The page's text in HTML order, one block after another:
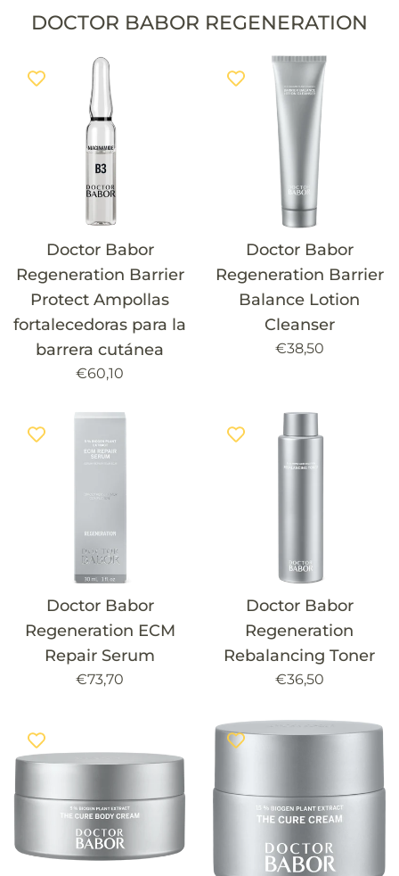
DOCTOR BABOR REGENERATION
Doctor Babor
Regeneration Barrier
Protect Ampollas
fortalecedoras para la
barrera cutánea
Precio
€60,10
Doctor Babor
Regeneration Barrier
Balance Lotion
Cleanser
Precio
€38,50
Doctor Babor
Regeneration ECM
Repair Serum
Precio
€73,70
Doctor Babor
Regeneration
Rebalancing Toner
Precio
€36,50